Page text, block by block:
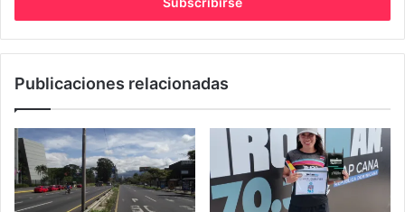
Publicaciones relacionadas